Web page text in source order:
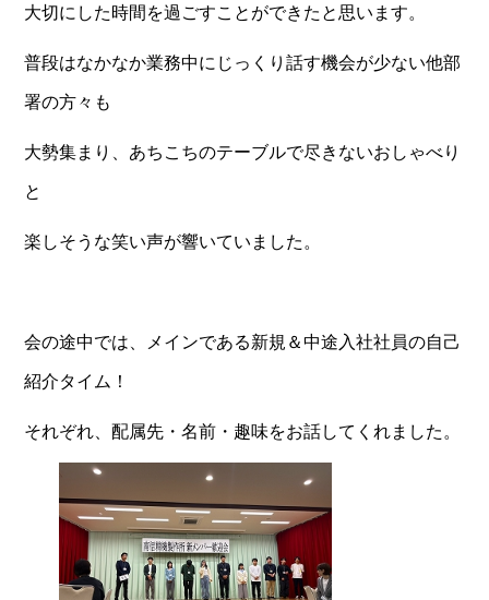
大切にした時間を過ごすことができたと思います。
普段はなかなか業務中にじっくり話す機会が少ない他部
署の方々も
大勢集まり、あちこちのテーブルで尽きないおしゃべり
と
楽しそうな笑い声が響いていました。
会の途中では、メインである新規＆中途入社社員の自己
紹介タイム！
それぞれ、配属先・名前・趣味をお話してくれました。